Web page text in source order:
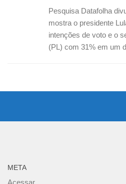
Pesquisa Datafolha
mostra o presidente
intenções de voto e o
(PL) com 31% em um
META